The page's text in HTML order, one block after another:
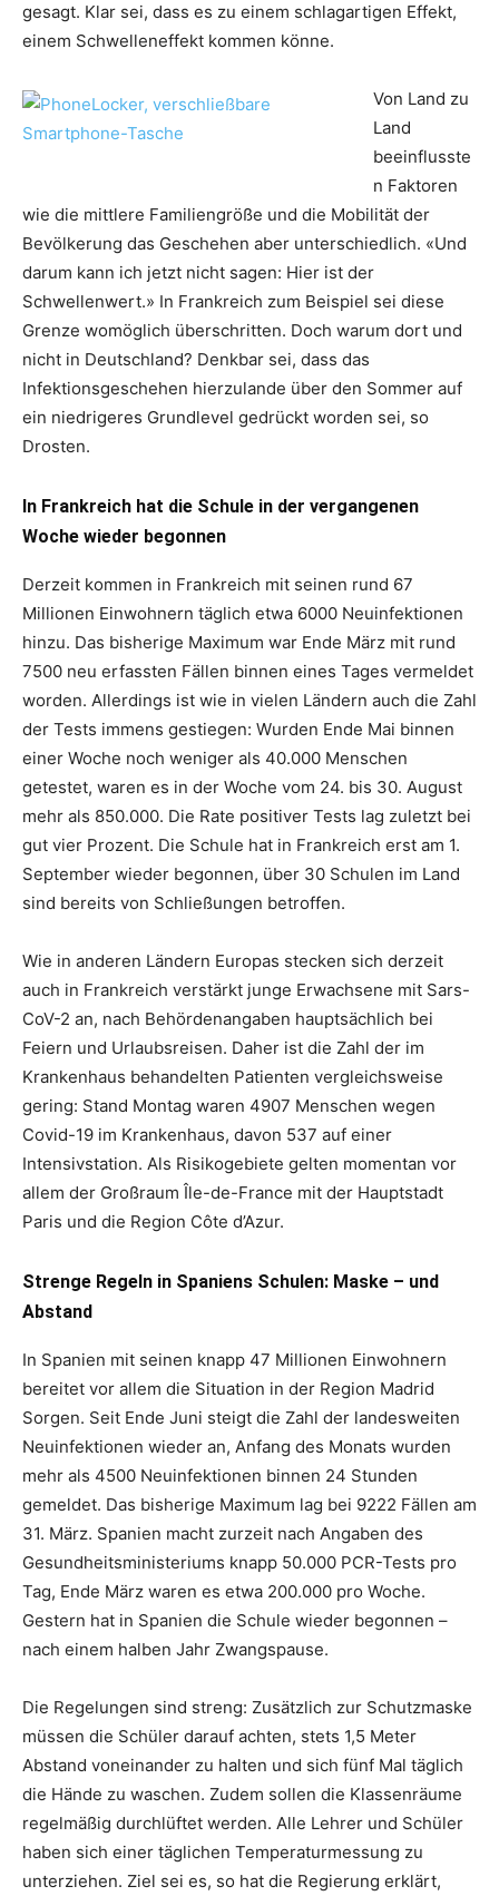
gesagt. Klar sei, dass es zu einem schlagartigen Effekt,
einem Schwelleneffekt kommen könne.
Von Land zu
Land
beeinflusste
n Faktoren
wie die mittlere Familiengröße und die Mobilität der
Bevölkerung das Geschehen aber unterschiedlich. «Und
darum kann ich jetzt nicht sagen: Hier ist der
Schwellenwert.» In Frankreich zum Beispiel sei diese
Grenze womöglich überschritten. Doch warum dort und
nicht in Deutschland? Denkbar sei, dass das
Infektionsgeschehen hierzulande über den Sommer auf
ein niedrigeres Grundlevel gedrückt worden sei, so
Drosten.
In Frankreich hat die Schule in der vergangenen
Woche wieder begonnen
Derzeit kommen in Frankreich mit seinen rund 67
Millionen Einwohnern täglich etwa 6000 Neuinfektionen
hinzu. Das bisherige Maximum war Ende März mit rund
7500 neu erfassten Fällen binnen eines Tages vermeldet
worden. Allerdings ist wie in vielen Ländern auch die Zahl
der Tests immens gestiegen: Wurden Ende Mai binnen
einer Woche noch weniger als 40.000 Menschen
getestet, waren es in der Woche vom 24. bis 30. August
mehr als 850.000. Die Rate positiver Tests lag zuletzt bei
gut vier Prozent. Die Schule hat in Frankreich erst am 1.
September wieder begonnen, über 30 Schulen im Land
sind bereits von Schließungen betroffen.
Wie in anderen Ländern Europas stecken sich derzeit
auch in Frankreich verstärkt junge Erwachsene mit Sars-
CoV-2 an, nach Behördenangaben hauptsächlich bei
Feiern und Urlaubsreisen. Daher ist die Zahl der im
Krankenhaus behandelten Patienten vergleichsweise
gering: Stand Montag waren 4907 Menschen wegen
Covid-19 im Krankenhaus, davon 537 auf einer
Intensivstation. Als Risikogebiete gelten momentan vor
allem der Großraum Île-de-France mit der Hauptstadt
Paris und die Region Côte d’Azur.
Strenge Regeln in Spaniens Schulen: Maske – und
Abstand
In Spanien mit seinen knapp 47 Millionen Einwohnern
bereitet vor allem die Situation in der Region Madrid
Sorgen. Seit Ende Juni steigt die Zahl der landesweiten
Neuinfektionen wieder an, Anfang des Monats wurden
mehr als 4500 Neuinfektionen binnen 24 Stunden
gemeldet. Das bisherige Maximum lag bei 9222 Fällen am
31. März. Spanien macht zurzeit nach Angaben des
Gesundheitsministeriums knapp 50.000 PCR-Tests pro
Tag, Ende März waren es etwa 200.000 pro Woche.
Gestern hat in Spanien die Schule wieder begonnen –
nach einem halben Jahr Zwangspause.
Die Regelungen sind streng: Zusätzlich zur Schutzmaske
müssen die Schüler darauf achten, stets 1,5 Meter
Abstand voneinander zu halten und sich fünf Mal täglich
die Hände zu waschen. Zudem sollen die Klassenräume
regelmäßig durchlüftet werden. Alle Lehrer und Schüler
haben sich einer täglichen Temperaturmessung zu
unterziehen. Ziel sei es, so hat die Regierung erklärt,